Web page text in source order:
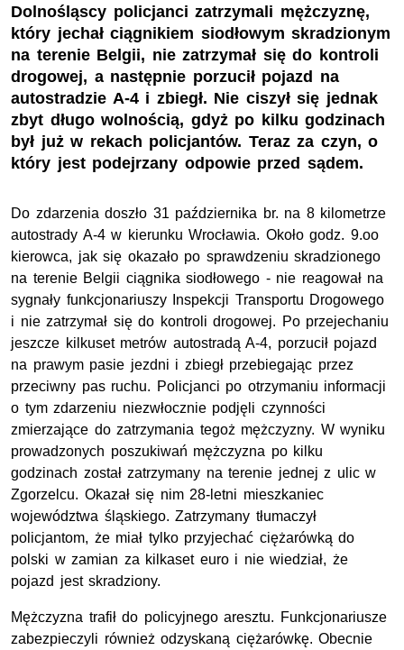
Dolnośląscy policjanci zatrzymali mężczyznę,
który jechał ciągnikiem siodłowym skradzionym
na terenie Belgii, nie zatrzymał się do kontroli
drogowej, a następnie porzucił pojazd na
autostradzie A-4 i zbiegł. Nie ciszył się jednak
zbyt długo wolnością, gdyż po kilku godzinach
był już w rekach policjantów. Teraz za czyn, o
który jest podejrzany odpowie przed sądem.
Do zdarzenia doszło 31 października br. na 8 kilometrze
autostrady A-4 w kierunku Wrocławia. Około godz. 9.oo
kierowca, jak się okazało po sprawdzeniu skradzionego
na terenie Belgii ciągnika siodłowego - nie reagował na
sygnały funkcjonariuszy Inspekcji Transportu Drogowego
i nie zatrzymał się do kontroli drogowej. Po przejechaniu
jeszcze kilkuset metrów autostradą A-4, porzucił pojazd
na prawym pasie jezdni i zbiegł przebiegając przez
przeciwny pas ruchu. Policjanci po otrzymaniu informacji
o tym zdarzeniu niezwłocznie podjęli czynności
zmierzające do zatrzymania tegoż mężczyzny. W wyniku
prowadzonych poszukiwań mężczyzna po kilku
godzinach został zatrzymany na terenie jednej z ulic w
Zgorzelcu. Okazał się nim 28-letni mieszkaniec
województwa śląskiego. Zatrzymany tłumaczył
policjantom, że miał tylko przyjechać ciężarówką do
polski w zamian za kilkaset euro i nie wiedział, że
pojazd jest skradziony.
Mężczyzna trafił do policyjnego aresztu. Funkcjonariusze
zabezpieczyli również odzyskaną ciężarówkę. Obecnie